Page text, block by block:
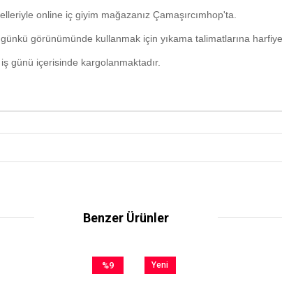
online iç giyim mağazanız Çamaşırcımhop'ta.
görünümünde kullanmak için yıkama talimatlarına
günü içerisinde kargolanmaktadır.
Benzer Ürünler
%9
Yeni